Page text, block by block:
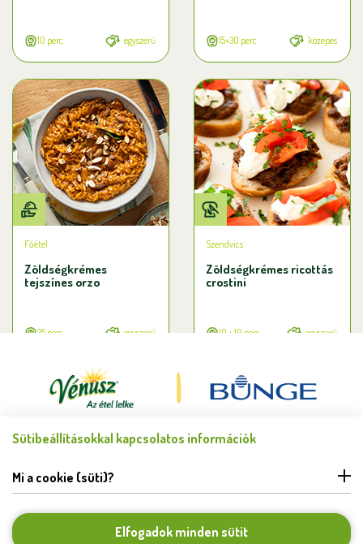
Sütibeállításokkal kapcsolatos információk
Mi a cookie (süti)?
Elfogadok minden sütit
10 perc egyszerű 15+30 perc közepes
Főétel
Zöldségkrémes
tejszínes orzo
25 perc egyszerű
Szendvics
Zöldségkrémes ricottás
crostini
10 + 10 perc egyszerű
Minden jog fenntartva © Bunge Zrt. 2026.
ADATKEZELÉSI TÁJÉKOZTATÓ
COOKIE BEÁLLÍTÁSOK